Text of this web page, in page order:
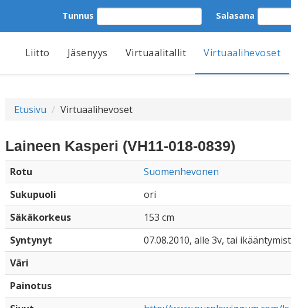
Tunnus Salasana
Liitto Jäsenyys Virtuaalitallit Virtuaalihevoset
Etusivu Virtuaalihevoset
Laineen Kasperi (VH11-018-0839)
Rotu
Suomenhevonen
Sukupuoli
ori
Säkäkorkeus
153 cm
Syntynyt
07.08.2010, alle 3v, tai
Väri
Painotus